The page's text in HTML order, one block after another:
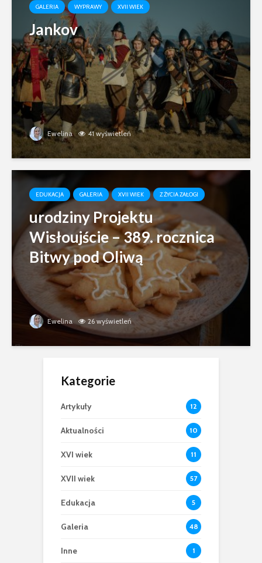
GALERIA WYPRAWY XVII WIEK
Jankov
Ewelina 41 wyświetleń
EDUKACJA GALERIA XVII WIEK Z ŻYCIA ZAŁOGI
urodziny Projektu
Wisłoujście – 389. rocznica
Bitwy pod Oliwą
Ewelina 26 wyświetleń
Kategorie
Artykuły 12
Aktualności 10
XVI wiek 11
XVII wiek 57
Edukacja 5
Galeria 48
Inne 1